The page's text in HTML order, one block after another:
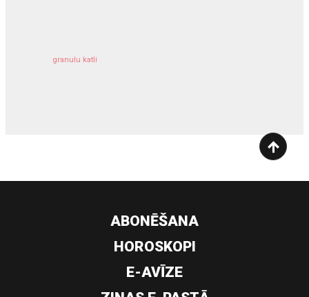
granulu katli
ABONĒŠANA
HOROSKOPI
E-AVĪZE